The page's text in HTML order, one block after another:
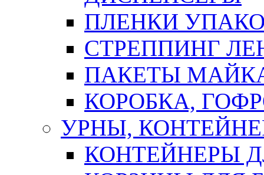
ПЛЕНКИ
СТРЕППИНГ
ПАКЕТЫ
КОРОБКА,
УРНЫ,
КОНТЕЙНЕРЫ